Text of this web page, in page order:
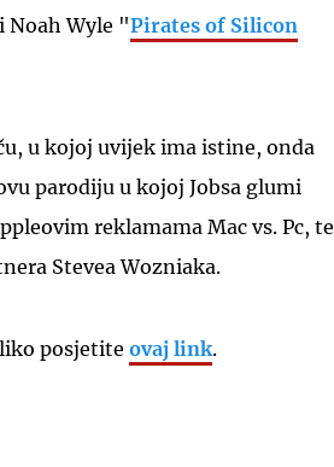
Wyle "Pirates of Silicon
u kojoj uvijek ima istine, onda
parodiju u kojoj Jobsa glumi
reklamama Mac vs. Pc, te
Stevea Wozniaka.
posjetite ovaj link.